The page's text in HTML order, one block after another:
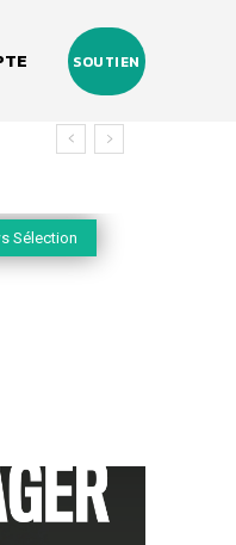
SOUTIEN
Sélection